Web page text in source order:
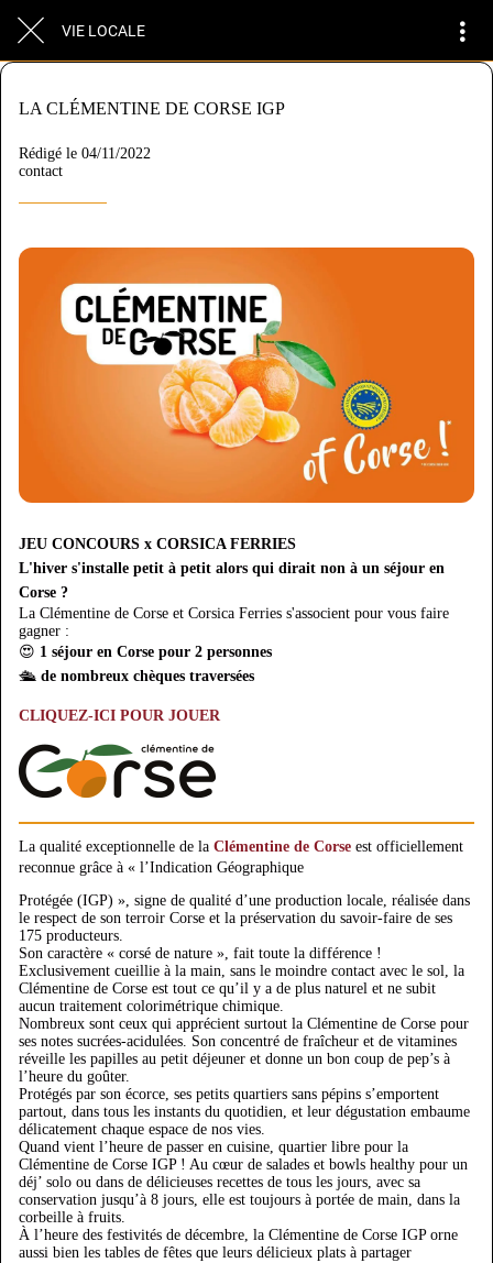
VIE LOCALE
LA CLÉMENTINE DE CORSE IGP
Rédigé le 04/11/2022
contact
JEU CONCOURS x CORSICA FERRIES
L'hiver s'installe petit à petit alors qui dirait non à un séjour en
Corse ?
La Clémentine de Corse et Corsica Ferries s'associent pour vous faire
gagner :
😍 1 séjour en Corse pour 2 personnes
🛳 de nombreux chèques traversées
CLIQUEZ-ICI POUR JOUER
La qualité exceptionnelle de la Clémentine de Corse est officiellement
reconnue grâce à « l’Indication Géographique
Protégée (IGP) », signe de qualité d’une production locale, réalisée dans
le respect de son terroir Corse et la préservation du savoir-faire de ses
175 producteurs.
Son caractère « corsé de nature », fait toute la différence !
Exclusivement cueillie à la main, sans le moindre contact avec le sol, la
Clémentine de Corse est tout ce qu’il y a de plus naturel et ne subit
aucun traitement colorimétrique chimique.
Nombreux sont ceux qui apprécient surtout la Clémentine de Corse pour
ses notes sucrées-acidulées. Son concentré de fraîcheur et de vitamines
réveille les papilles au petit déjeuner et donne un bon coup de pep’s à
l’heure du goûter.
Protégés par son écorce, ses petits quartiers sans pépins s’emportent
partout, dans tous les instants du quotidien, et leur dégustation embaume
délicatement chaque espace de nos vies.
Quand vient l’heure de passer en cuisine, quartier libre pour la
Clémentine de Corse IGP ! Au cœur de salades et bowls healthy pour un
déj’ solo ou dans de délicieuses recettes de tous les jours, avec sa
conservation jusqu’à 8 jours, elle est toujours à portée de main, dans la
corbeille à fruits.
À l’heure des festivités de décembre, la Clémentine de Corse IGP orne
aussi bien les tables de fêtes que leurs délicieux plats à partager